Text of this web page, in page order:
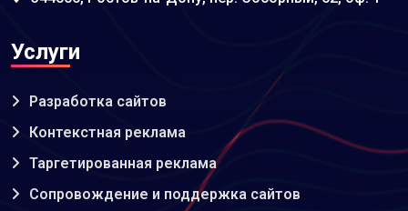
Услуги
Разработка сайтов
Контекстная реклама
Таргетированная реклама
Сопровождение и поддержка сайтов